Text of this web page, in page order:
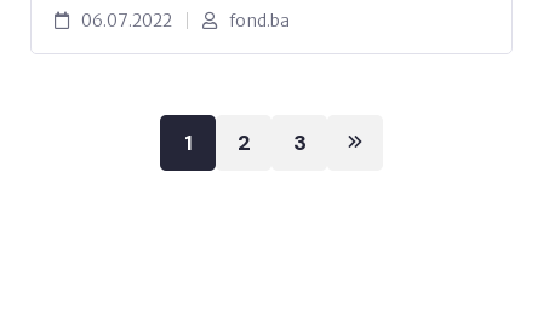
06.07.2022 fond.ba
Posts
pagination
1 2 3